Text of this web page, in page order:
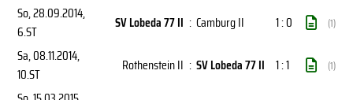
So, 28.09.2014,
6.ST
SV Lobeda 77 II : Camburg II 1 : 0 (1)
Sa, 08.11.2014,
10.ST
Rothenstein II : SV Lobeda 77 II 1 : 1 (1)